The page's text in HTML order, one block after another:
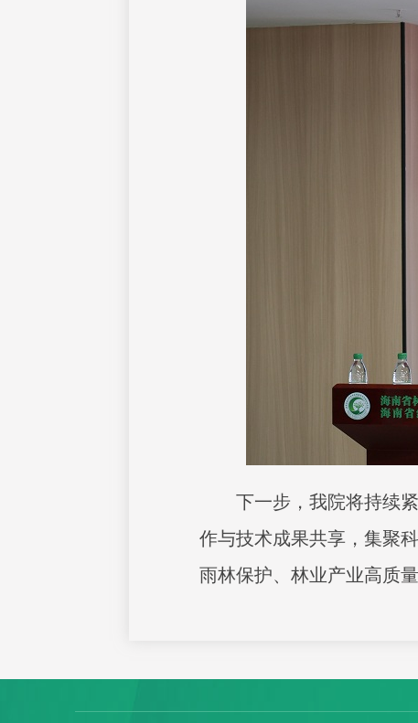
下一步，我院将持续
作与技术成果共享，集聚
雨林保护、林业产业高质